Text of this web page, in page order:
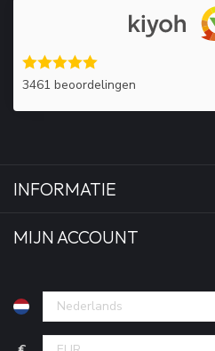
3461 beoordelingen
INFORMATIE
MIJN ACCOUNT